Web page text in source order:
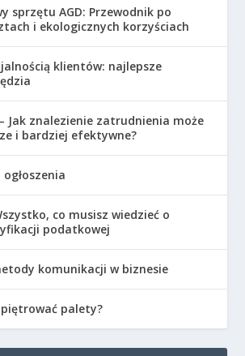
sprzętu AGD: Przewodnik po
i ekologicznych korzyściach
klientów: najlepsze
Jak znalezienie zatrudnienia może
i bardziej efektywne?
co musisz wiedzieć o
podatkowej
komunikacji w biznesie
palety?